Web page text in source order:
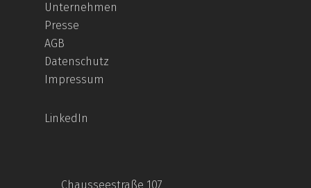
Unternehmen
Presse
AGB
Datenschutz
Impressum
LinkedIn
Chausseestraße 107